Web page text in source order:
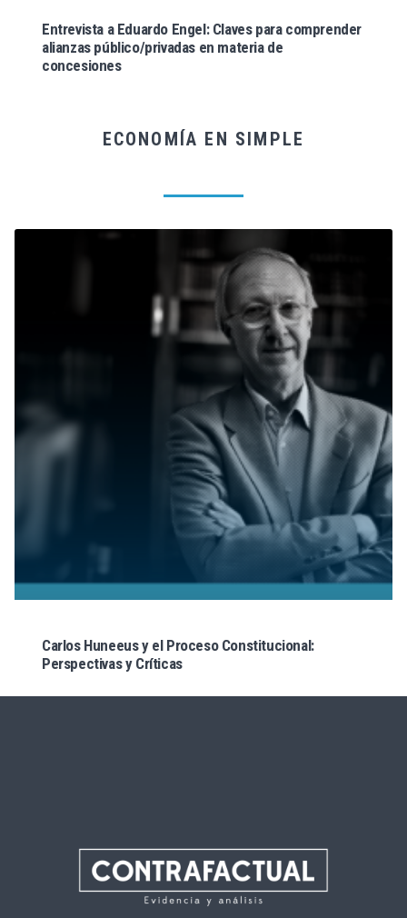
Entrevista a Eduardo Engel: Claves para comprender
alianzas público/privadas en materia de
concesiones
ECONOMÍA EN SIMPLE
Carlos Huneeus y el Proceso Constitucional:
Perspectivas y Críticas